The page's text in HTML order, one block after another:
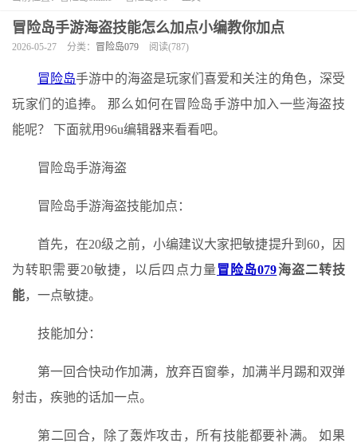
冒险岛手游海盗技能怎么加点小编教你加点
2026-05-27 分类： 冒险岛079 阅读(787)
冒险岛手游中的海盗是玩家们喜爱和关注的角色，深受
玩家们的追捧。 那么如何在冒险岛手游中加入一些海盗技
能呢？ 下面就用96u编辑器来看看吧。
冒险岛手游海盗
冒险岛手游海盗技能加点：
首先，在20级之前，小编建议大家把敏捷提升到60，因
为转职需要20敏捷，以后四点力量冒险岛079海盗二转技
能，一点敏捷。
技能加分：
第一回合快动作加满，放弃百窗拳，加满半月踢和双弹
射击，疾驰的话加一点。
第二回合，除了轰炸攻击，所有技能都要补满。 如果